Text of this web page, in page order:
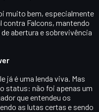
muito bem, especialmente
contra Falcons, mantendo
abertura e sobrevivência
já é uma lenda viva. Mas
status: não foi apenas um
que entendeu os
as lutas certas e sendo